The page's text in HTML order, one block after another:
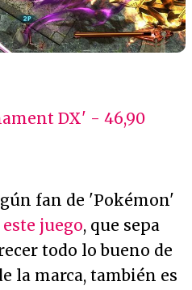
DX' - 46,90
fan de 'Pokémon'
este juego, que sepa
todo lo bueno de
la marca, también es